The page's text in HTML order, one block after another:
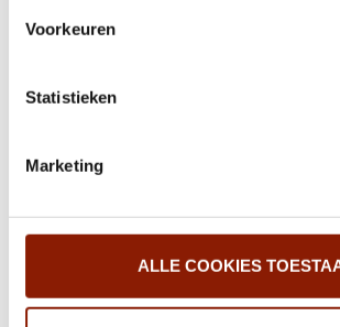
onze website kan je je toestemming op
wijzigen.
Voorkeuren
Statistieken
Marketing
ALLE COOKIES
Coronavirus bij Dichterbij